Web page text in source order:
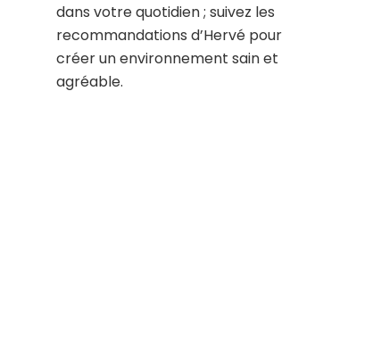
dans votre quotidien ; suivez les
recommandations d’Hervé pour
créer un environnement sain et
agréable.